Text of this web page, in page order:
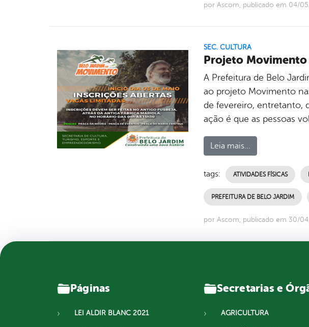
por Ascom, publicado em 04/
SEC. CULTURA
Projeto Movimento
A Prefeitura de Belo
ao projeto Movimento
de fevereiro, entretanto,
ação é que as pessoas
Leia mais...
tags: ATIVIDADES FÍSICAS
PREFEITURA DE BELO JARDIM
por Ascom, publicado em 30/
Páginas
LEI ALDIR BLANC 2021
Secretarias e
AGRICULTURA